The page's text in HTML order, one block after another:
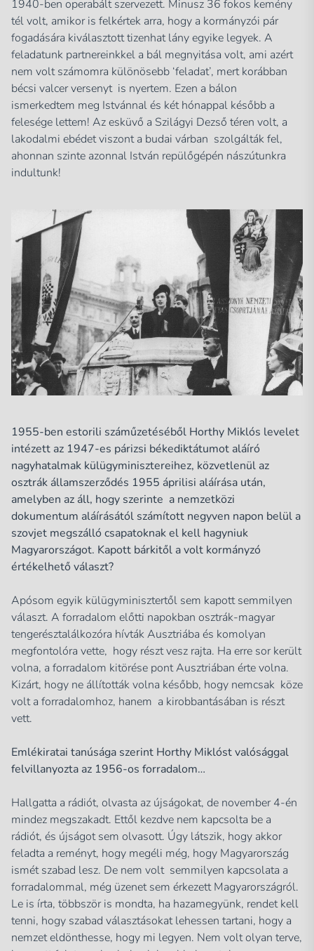
1940-ben operabált szervezett. Minusz 36 fokos kemény
tél volt, amikor is felkértek arra, hogy a kormányzói pár
fogadására kiválasztott tizenhat lány egyike legyek. A
feladatunk partnereinkkel a bál megnyitása volt, ami azért
nem volt számomra különösebb ‘feladat’, mert korábban
bécsi valcer versenyt is nyertem. Ezen a bálon
ismerkedtem meg Istvánnal és két hónappal később a
felesége lettem! Az esküvő a Szilágyi Dezső téren volt, a
lakodalmi ebédet viszont a budai várban szolgálták fel,
ahonnan szinte azonnal István repülőgépén nászútunkra
indultunk!
1955-ben estorili száműzetéséből Horthy Miklós levelet
intézett az 1947-es párizsi békediktátumot aláíró
nagyhatalmak külügyminisztereihez, közvetlenül az
osztrák államszerződés 1955 áprilisi aláírása után,
amelyben az áll, hogy szerinte a nemzetközi
dokumentum aláírásától számított negyven napon belül a
szovjet megszálló csapatoknak el kell hagyniuk
Magyarországot. Kapott bárkitől a volt kormányzó
értékelhető választ?
Apósom egyik külügyminisztertől sem kapott semmilyen
választ. A forradalom előtti napokban osztrák-magyar
tengerésztalálkozóra hívták Ausztriába és komolyan
megfontolóra vette, hogy részt vesz rajta. Ha erre sor került
volna, a forradalom kitörése pont Ausztriában érte volna.
Kizárt, hogy ne állították volna később, hogy nemcsak köze
volt a forradalomhoz, hanem a kirobbantásában is részt
vett.
Emlékiratai tanúsága szerint Horthy Miklóst valósággal
felvillanyozta az 1956-os forradalom…
Hallgatta a rádiót, olvasta az újságokat, de november 4-én
mindez megszakadt. Ettől kezdve nem kapcsolta be a
rádiót, és újságot sem olvasott. Úgy látszik, hogy akkor
feladta a reményt, hogy megéli még, hogy Magyarország
ismét szabad lesz. De nem volt semmilyen kapcsolata a
forradalommal, még üzenet sem érkezett Magyarországról.
Le is írta, többször is mondta, ha hazamegyünk, rendet kell
tenni, hogy szabad választásokat lehessen tartani, hogy a
nemzet eldönthesse, hogy mi legyen. Nem volt olyan terve,